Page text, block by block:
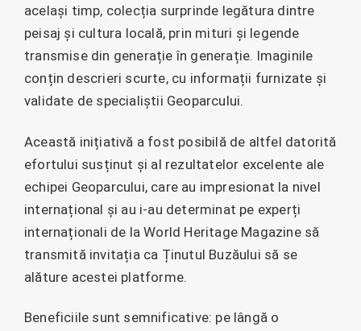
același timp, colecția surprinde legătura dintre
peisaj și cultura locală, prin mituri și legende
transmise din generație în generație. Imaginile
conțin descrieri scurte, cu informații furnizate și
validate de specialiștii Geoparcului.
Această inițiativă a fost posibilă de altfel datorită
efortului susținut și al rezultatelor excelente ale
echipei Geoparcului, care au impresionat la nivel
internațional și au i-au determinat pe experți
internaționali de la World Heritage Magazine să
transmită invitația ca Ținutul Buzăului să se
alăture acestei platforme.
Beneficiile sunt semnificative: pe lângă o